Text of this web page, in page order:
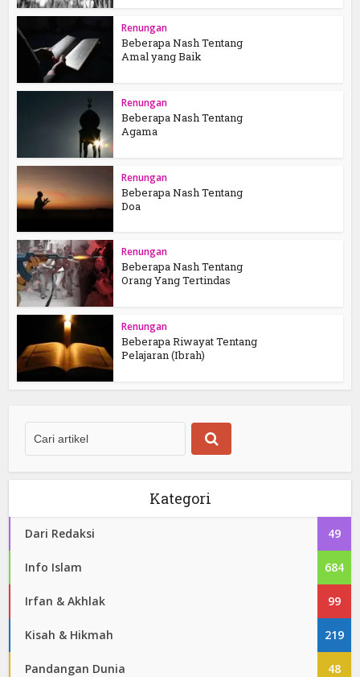
Renungan
Beberapa Nash Tentang
Amal yang Baik
Renungan
Beberapa Nash Tentang
Agama
Renungan
Beberapa Nash Tentang
Doa
Renungan
Beberapa Nash Tentang
Orang Yang Tertindas
Renungan
Beberapa Riwayat Tentang
Pelajaran (Ibrah)
Kategori
Dari Redaksi 49
Info Islam 684
Irfan & Akhlak 99
Kisah & Hikmah 219
Pandangan Dunia 48